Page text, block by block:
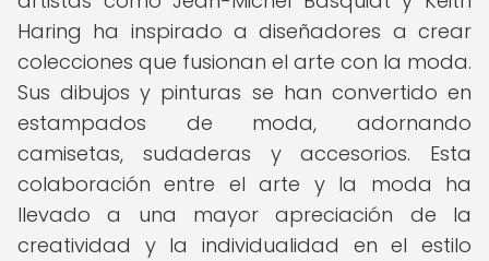
Haring ha inspirado a diseñadores a crear
colecciones que fusionan el arte con la moda.
Sus dibujos y pinturas se han convertido en
estampados de moda, adornando
camisetas, sudaderas y accesorios. Esta
colaboración entre el arte y la moda ha
llevado a una mayor apreciación de la
creatividad y la individualidad en el estilo